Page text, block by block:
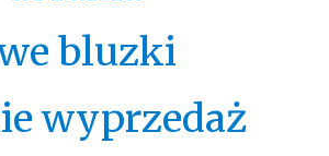
bluzki
wyprzedaż